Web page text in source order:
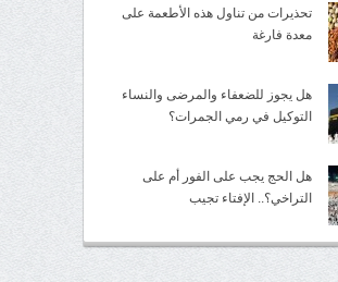
تحذيرات من تناول هذه الأطعمة على
معدة فارغة
هل يجوز للضعفاء والمرضى والنساء
التوكيل في رمي الجمرات؟
هل الحج يجب على الفور أم على
التراخي؟.. الإفتاء تجيب